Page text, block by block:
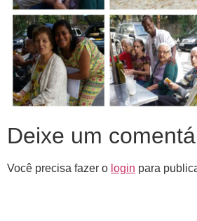
Deixe um
Você precisa fazer o login para